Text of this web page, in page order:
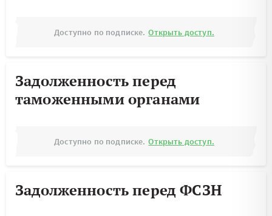
Доступно по подписке. Открыть доступ.
Задолженность перед
таможенными органами
Доступно по подписке. Открыть доступ.
Задолженность перед ФСЗН